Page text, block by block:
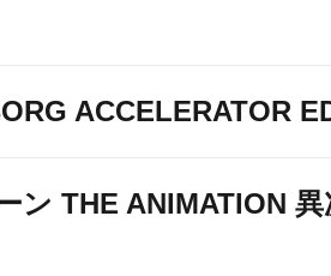
ACCELERATOR
ン THE ANIMATION